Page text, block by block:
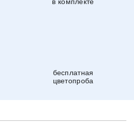
бесплатная
цветопроба